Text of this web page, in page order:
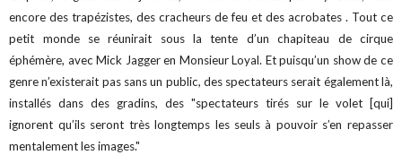
encore des trapézistes, des cracheurs de feu et des acrobates . Tout ce
petit monde se réunirait sous la tente d’un chapiteau de cirque
éphémère, avec Mick Jagger en Monsieur Loyal. Et puisqu’un show de ce
genre n’existerait pas sans un public, des spectateurs serait également là,
installés dans des gradins, des "spectateurs tirés sur le volet [qui]
ignorent qu’ils seront très longtemps les seuls à pouvoir s’en repasser
mentalement les images."